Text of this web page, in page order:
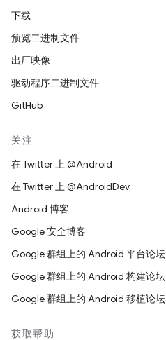
下载
预览二进制文件
出厂映像
驱动程序二进制文件
GitHub
关注
在 Twitter 上 @Android
在 Twitter 上 @AndroidDev
Android 博客
Google 安全博客
Google 群组上的 Android 平台论坛
Google 群组上的 Android 构建论坛
Google 群组上的 Android 移植论坛
获取帮助